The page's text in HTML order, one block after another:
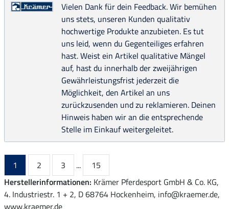
Vielen Dank für dein Feedback. Wir bemühen
uns stets, unseren Kunden qualitativ
hochwertige Produkte anzubieten. Es tut
uns leid, wenn du Gegenteiliges erfahren
hast. Weist ein Artikel qualitative Mängel
auf, hast du innerhalb der zweijährigen
Gewährleistungsfrist jederzeit die
Möglichkeit, den Artikel an uns
zurückzusenden und zu reklamieren. Deinen
Hinweis haben wir an die entsprechende
Stelle im Einkauf weitergeleitet.
1 2 3 ...
15
Herstellerinformationen: Krämer Pferdesport GmbH & Co. KG,
4. Industriestr. 1 + 2, D 68764 Hockenheim, info@kraemer.de,
www.kraemer.de